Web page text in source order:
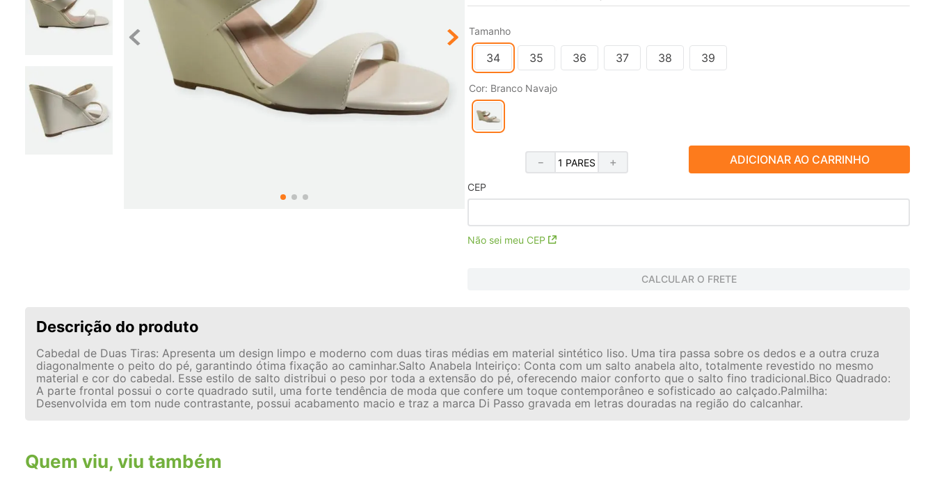
Tamanho
34 35 36 37 38 39
Cor: Branco Navajo
＋
－ ADICIONAR AO CARRINHO
CEP
Não sei meu CEP
CALCULAR O FRETE
Descrição do produto
Cabedal de Duas Tiras: Apresenta um design limpo e moderno com duas tiras médias em material sintético liso. Uma tira passa sobre os dedos e a outra cruza
diagonalmente o peito do pé, garantindo ótima fixação ao caminhar.Salto Anabela Inteiriço: Conta com um salto anabela alto, totalmente revestido no mesmo
material e cor do cabedal. Esse estilo de salto distribui o peso por toda a extensão do pé, oferecendo maior conforto que o salto fino tradicional.Bico Quadrado:
A parte frontal possui o corte quadrado sutil, uma forte tendência de moda que confere um toque contemporâneo e sofisticado ao calçado.Palmilha:
Desenvolvida em tom nude contrastante, possui acabamento macio e traz a marca Di Passo gravada em letras douradas na região do calcanhar.
Quem viu, viu também